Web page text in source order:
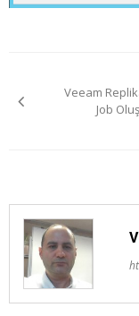
Veeam
Job